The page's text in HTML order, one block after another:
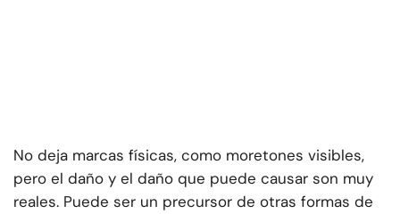
No deja marcas físicas, como moretones visibles,
pero el daño y el daño que puede causar son muy
reales. Puede ser un precursor de otras formas de